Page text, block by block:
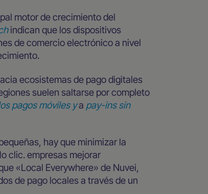
motor de crecimiento del
indican que los dispositivos
de comercio electrónico a nivel
ecosistemas de pago digitales
suelen saltarse por completo
pagos móviles ya pay-ins sin
hay que minimizar la
clic. empresas mejorar
«Local Everywhere» de Nuvei,
de pago locales a través de un